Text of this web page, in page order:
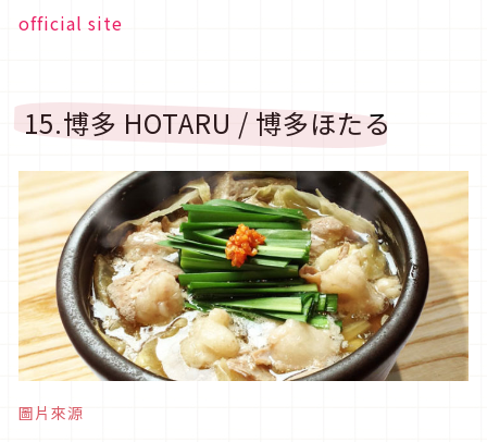
official site
15.博多 HOTARU / 博多ほたる
圖片來源